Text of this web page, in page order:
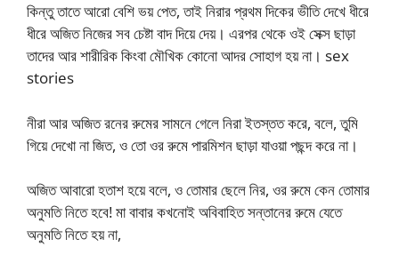
কিন্তু তাতে আরো বেশি ভয় পেত, তাই নিরার প্রথম দিকের ভীতি দেখে ধীরে
ধীরে অজিত নিজের সব চেষ্টা বাদ দিয়ে দেয়। এরপর থেকে ওই সেক্স ছাড়া
তাদের আর শারীরিক কিংবা মৌখিক কোনো আদর সোহাগ হয় না। sex
stories
নীরা আর অজিত রনের রুমের সামনে গেলে নিরা ইতস্তত করে, বলে, তুমি
গিয়ে দেখো না জিত, ও তো ওর রুমে পারমিশন ছাড়া যাওয়া পছন্দ করে না।
অজিত আবারো হতাশ হয়ে বলে, ও তোমার ছেলে নির, ওর রুমে কেন তোমার
অনুমতি নিতে হবে! মা বাবার কখনোই অবিবাহিত সন্তানের রুমে যেতে
অনুমতি নিতে হয় না,